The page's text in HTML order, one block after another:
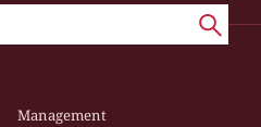
Management